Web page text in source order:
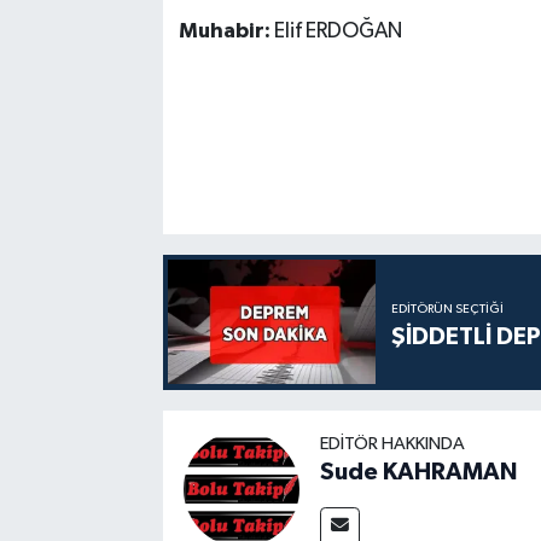
Muhabir: Elif ERDOĞAN
EDITÖRÜN SEÇTIĞI
ŞİDDETLİ
EDITÖR HAKKINDA
Sude KAHRAMAN